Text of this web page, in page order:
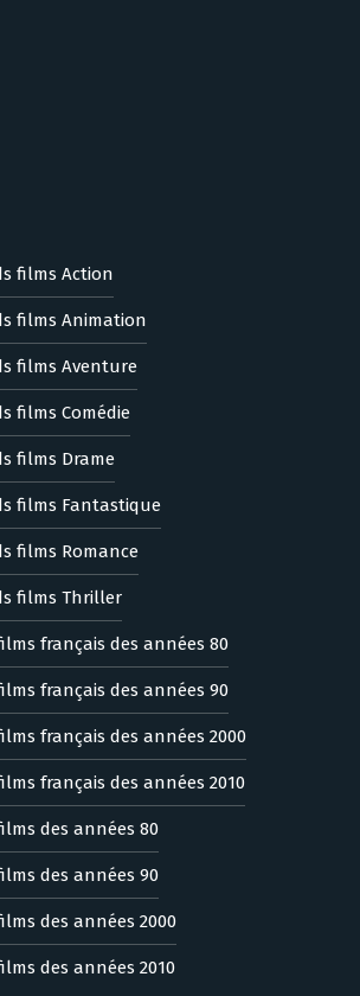
films Action
films Animation
films Aventure
films Comédie
films Drame
films Fantastique
films Romance
films Thriller
français des années 80
français des années 90
français des années 2000
français des années 2010
des années 80
des années 90
des années 2000
des années 2010